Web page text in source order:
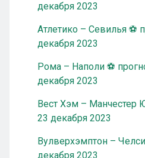
декабря 2023
Атлетико – Севилья ⚽
декабря 2023
Рома – Наполи ⚽
декабря 2023
Вест Хэм – Манчестер
23 декабря 2023
Вулверхэмптон –
декабря 2023